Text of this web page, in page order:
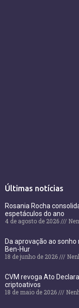
Últimas notícias
Rosania Rocha
espetáculos do ano
4 de agosto de 2026
Da aprovação ao
Ben-Hur
18 de junho de 2026
CVM revoga Ato
criptoativos
18 de maio de 2026